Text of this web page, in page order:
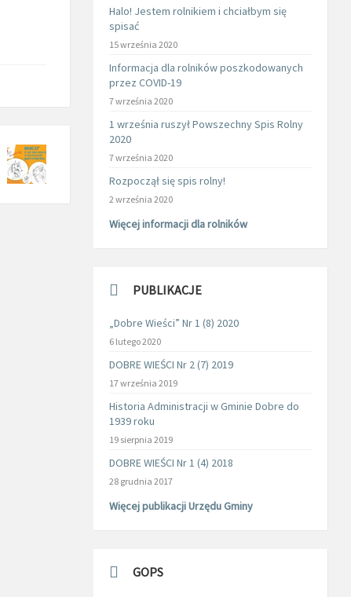
Halo! Jestem rolnikiem i chciałbym się
spisać
15 września 2020
Informacja dla rolników poszkodowanych
przez COVID-19
7 września 2020
1 września ruszył Powszechny Spis Rolny
2020
7 września 2020
Rozpoczął się spis rolny!
2 września 2020
Więcej informacji dla rolników
PUBLIKACJE
„Dobre Wieści” Nr 1 (8) 2020
6 lutego 2020
DOBRE WIEŚCI Nr 2 (7) 2019
17 września 2019
Historia Administracji w Gminie Dobre do
1939 roku
19 sierpnia 2019
DOBRE WIEŚCI Nr 1 (4) 2018
28 grudnia 2017
Więcej publikacji Urzędu Gminy
GOPS